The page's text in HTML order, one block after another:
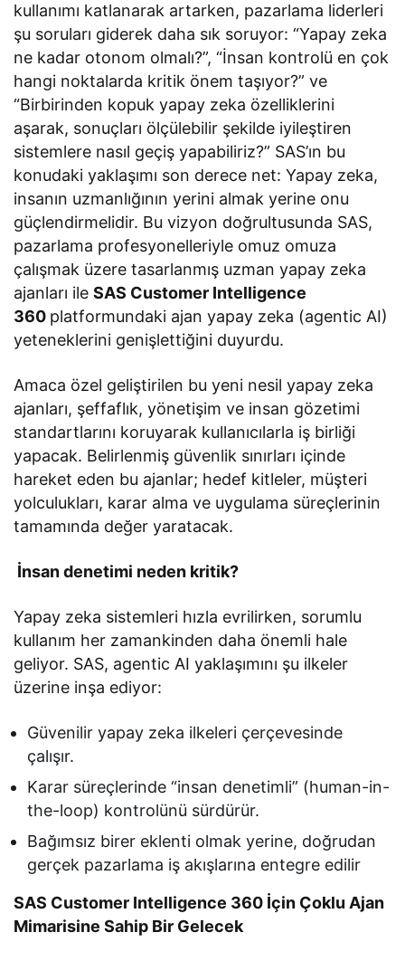
kullanımı katlanarak artarken, pazarlama liderleri
şu soruları giderek daha sık soruyor: “Yapay zeka
ne kadar otonom olmalı?”, “İnsan kontrolü en çok
hangi noktalarda kritik önem taşıyor?” ve
“Birbirinden kopuk yapay zeka özelliklerini
aşarak, sonuçları ölçülebilir şekilde iyileştiren
sistemlere nasıl geçiş yapabiliriz?” SAS’ın bu
konudaki yaklaşımı son derece net: Yapay zeka,
insanın uzmanlığının yerini almak yerine onu
güçlendirmelidir. Bu vizyon doğrultusunda SAS,
pazarlama profesyonelleriyle omuz omuza
çalışmak üzere tasarlanmış uzman yapay zeka
ajanları ileSAS Customer Intelligence
360 platformundaki ajan yapay zeka (agentic AI)
yeteneklerini genişlettiğini duyurdu.
Amaca özel geliştirilen bu yeni nesil yapay zeka
ajanları, şeffaflık, yönetişim ve insan gözetimi
standartlarını koruyarak kullanıcılarla iş birliği
yapacak. Belirlenmiş güvenlik sınırları içinde
hareket eden bu ajanlar; hedef kitleler, müşteri
yolculukları, karar alma ve uygulama süreçlerinin
tamamında değer yaratacak.
İnsan denetimi neden kritik?
Yapay zeka sistemleri hızla evrilirken, sorumlu
kullanım her zamankinden daha önemli hale
geliyor. SAS, agentic AI yaklaşımını şu ilkeler
üzerine inşa ediyor:
Güvenilir yapay zeka ilkeleri çerçevesinde
çalışır.
Karar süreçlerinde “insan denetimli” (human-in-
the-loop) kontrolünü sürdürür.
Bağımsız birer eklenti olmak yerine, doğrudan
gerçek pazarlama iş akışlarına entegre edilir
SAS Customer Intelligence 360 İçin Çoklu Ajan
Mimarisine Sahip Bir Gelecek